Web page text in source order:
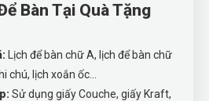
Bàn Tại Quà Tặng
Lịch để bàn chữ A, lịch để bàn chữ
chú, lịch xoắn ốc...
Sử dụng giấy Couche, giấy Kraft,